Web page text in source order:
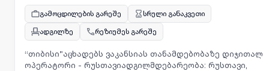
გამოცდილების გარეშე
სრული განაკვეთი
ადგილზე
რეზიუმეს გარეშე
“თიბისი”აცხადებს ვაკანსიას თანამდებობაზე დიჯითალ
ოპერატორი - რუსთავიადგილმდებარეობა: რუსთავი,